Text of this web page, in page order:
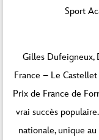
Sport
Gilles Dufeigneux,
France – Le
Prix de France de
vrai succès
nationale, unique